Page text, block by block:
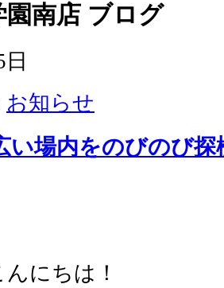
南店 ブログ
お知らせ
い場内をのびのび探
にちは！